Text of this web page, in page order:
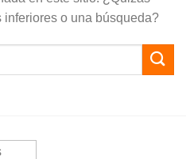
o una búsqueda?